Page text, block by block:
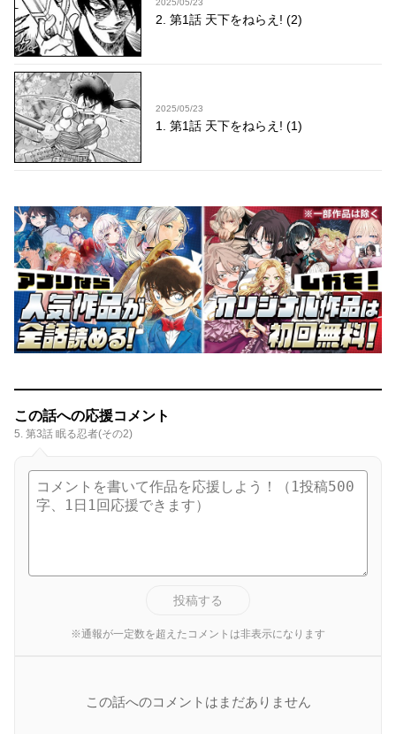
2025/05/23
2. 第1話 天下をねらえ! (2)
2025/05/23
1. 第1話 天下をねらえ! (1)
この話への応援コメント
5. 第3話 眠る忍者(その2)
投稿する
※通報が一定数を超えたコメントは非表示になります
この話へのコメントはまだありません